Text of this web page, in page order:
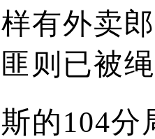
有外卖
则已被
的104分